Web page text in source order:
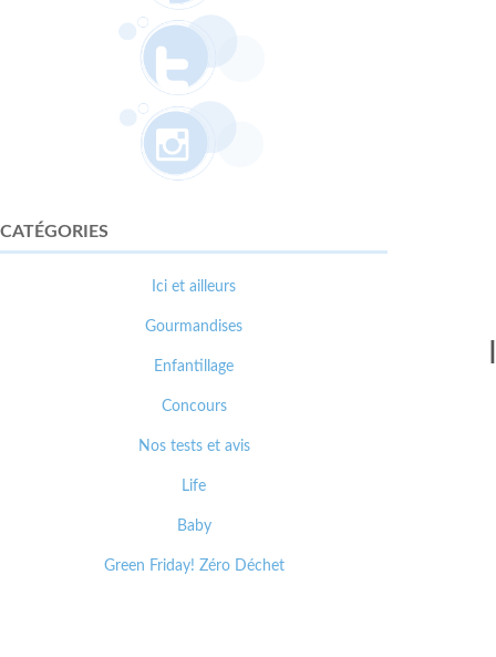
CATÉGORIES
Ici et ailleurs
Gourmandises
Enfantillage
Concours
Nos tests et avis
Life
Baby
Green Friday! Zéro Déchet